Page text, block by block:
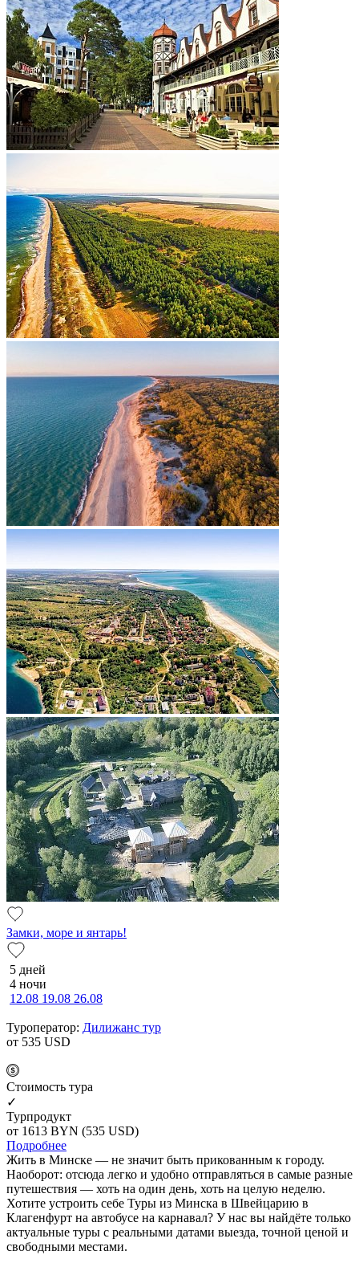
Замки, море и янтарь!
5 дней
4 ночи
12.08 19.08 26.08
Туроператор: Дилижанс тур
от 535 USD
Cтоимость тура
✓
Турпродукт
от 1613 BYN (535 USD)
Подробнее
Жить в Минске — не значит быть прикованным к городу.
Наоборот: отсюда легко и удобно отправляться в самые разные
путешествия — хоть на один день, хоть на целую неделю.
Хотите устроить себе Туры из Минска в Швейцарию в
Клагенфурт на автобусе на карнавал? У нас вы найдёте только
актуальные туры с реальными датами выезда, точной ценой и
свободными местами.